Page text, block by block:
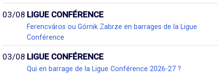
03/08 LIGUE CONFÉRENCE
Ferencváros ou Górnik Zabrze en barrages de la Ligue
Conférence
03/08 LIGUE CONFÉRENCE
Qui en barrage de la Ligue Conférence 2026-27 ?